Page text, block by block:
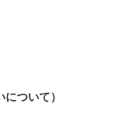
ついて）